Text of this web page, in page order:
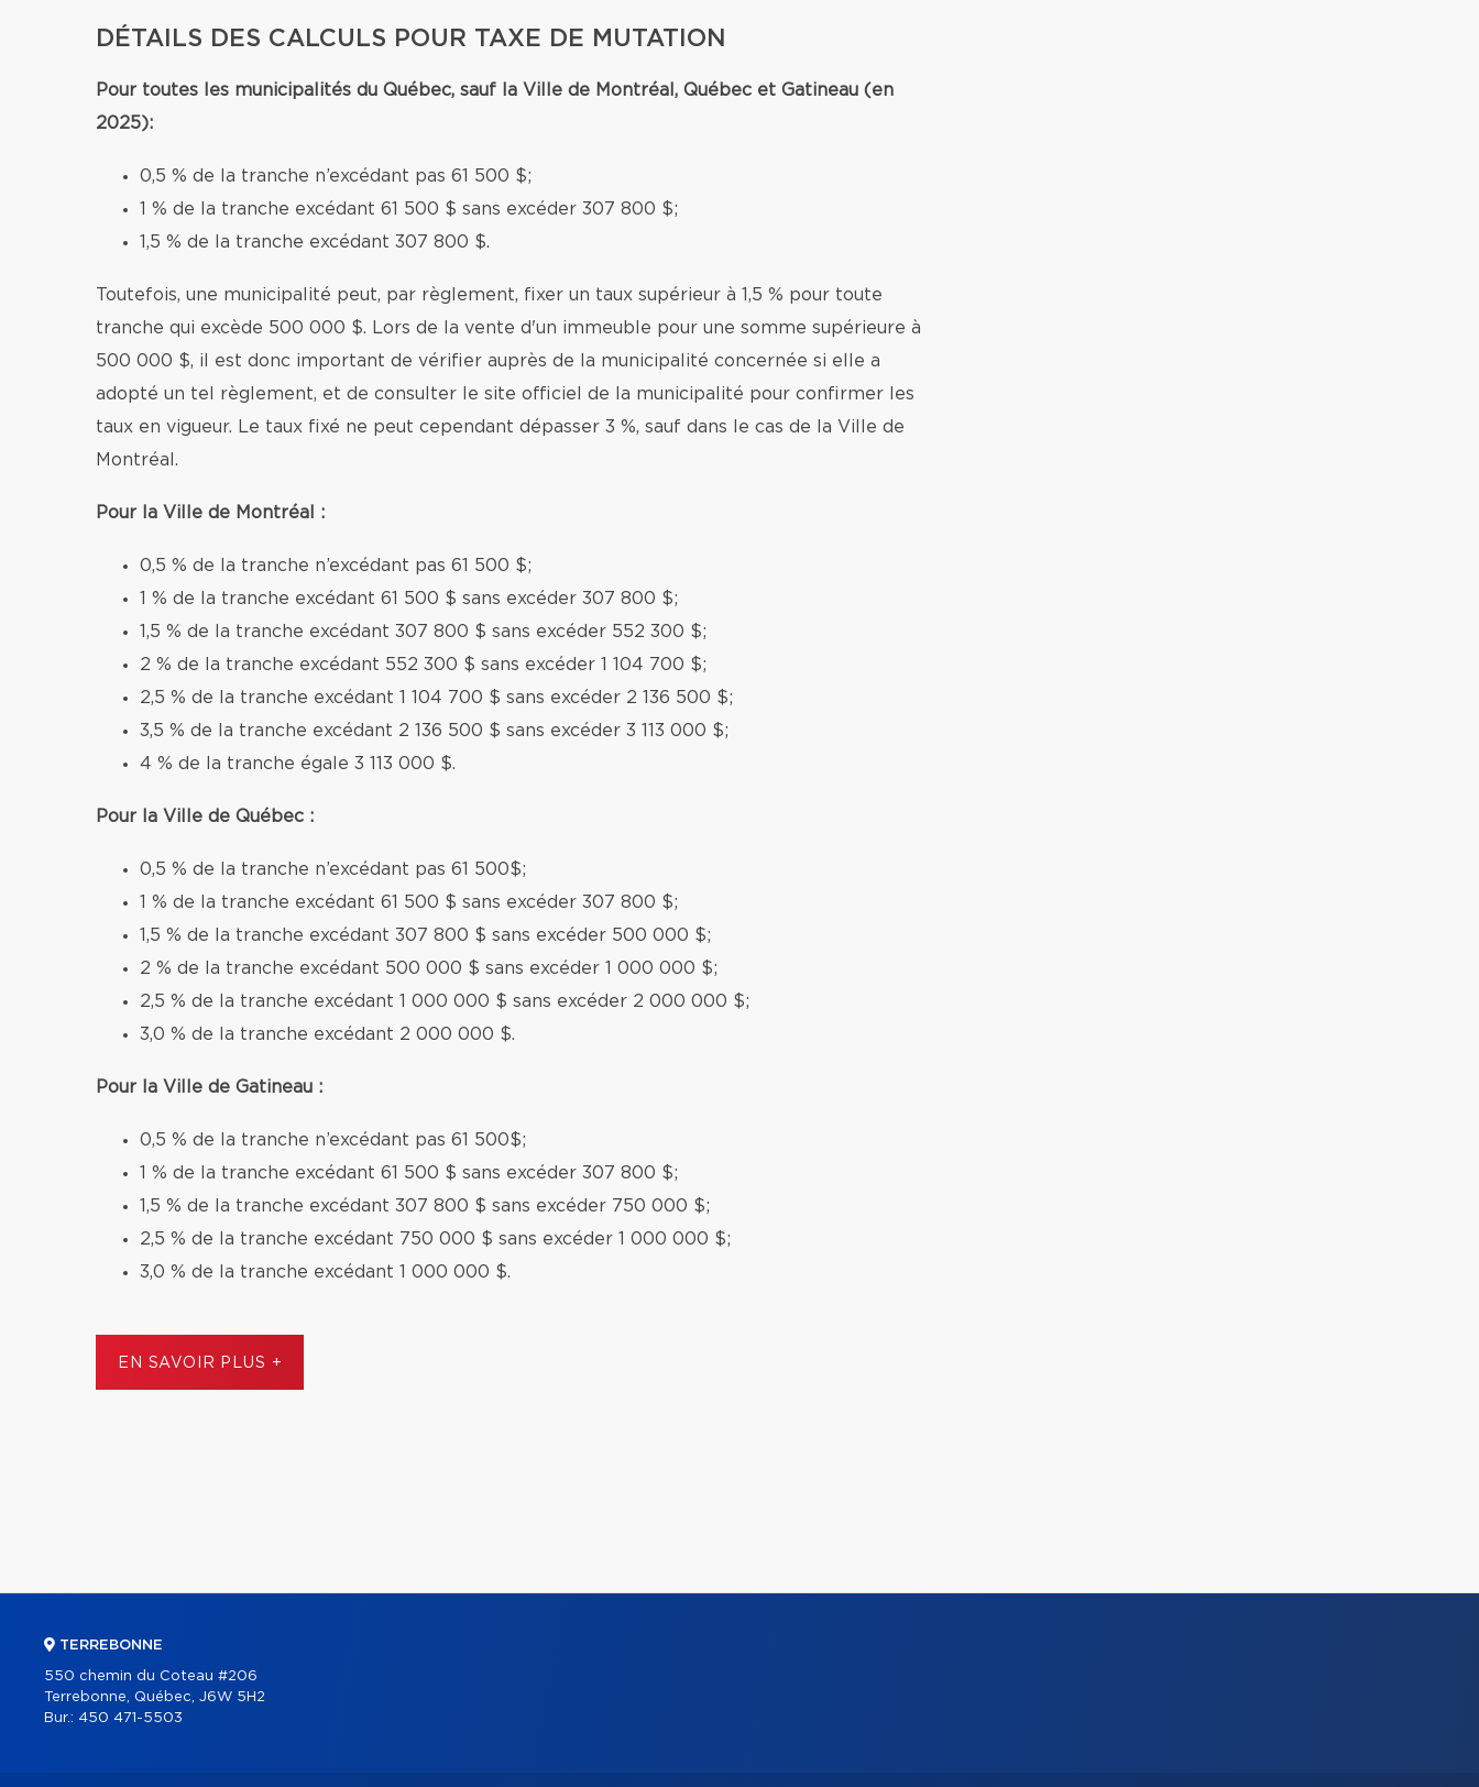
DÉTAILS DES CALCULS POUR TAXE DE MUTATION
Pour toutes les municipalités du Québec, sauf la Ville de Montréal, Québec et Gatineau (en
2025):
0,5 % de la tranche n’excédant pas 61 500 $;
1 % de la tranche excédant 61 500 $ sans excéder 307 800 $;
1,5 % de la tranche excédant 307 800 $.
Toutefois, une municipalité peut, par règlement, fixer un taux supérieur à 1,5 % pour toute
tranche qui excède 500 000 $. Lors de la vente d'un immeuble pour une somme supérieure à
500 000 $, il est donc important de vérifier auprès de la municipalité concernée si elle a
adopté un tel règlement, et de consulter le site officiel de la municipalité pour confirmer les
taux en vigueur. Le taux fixé ne peut cependant dépasser 3 %, sauf dans le cas de la Ville de
Montréal.
Pour la Ville de Montréal :
0,5 % de la tranche n’excédant pas 61 500 $;
1 % de la tranche excédant 61 500 $ sans excéder 307 800 $;
1,5 % de la tranche excédant 307 800 $ sans excéder 552 300 $;
2 % de la tranche excédant 552 300 $ sans excéder 1 104 700 $;
2,5 % de la tranche excédant 1 104 700 $ sans excéder 2 136 500 $;
3,5 % de la tranche excédant 2 136 500 $ sans excéder 3 113 000 $;
4 % de la tranche égale 3 113 000 $.
Pour la Ville de Québec :
0,5 % de la tranche n’excédant pas 61 500$;
1 % de la tranche excédant 61 500 $ sans excéder 307 800 $;
1,5 % de la tranche excédant 307 800 $ sans excéder 500 000 $;
2 % de la tranche excédant 500 000 $ sans excéder 1 000 000 $;
2,5 % de la tranche excédant 1 000 000 $ sans excéder 2 000 000 $;
3,0 % de la tranche excédant 2 000 000 $.
Pour la Ville de Gatineau :
0,5 % de la tranche n’excédant pas 61 500$;
1 % de la tranche excédant 61 500 $ sans excéder 307 800 $;
1,5 % de la tranche excédant 307 800 $ sans excéder 750 000 $;
2,5 % de la tranche excédant 750 000 $ sans excéder 1 000 000 $;
3,0 % de la tranche excédant 1 000 000 $.
EN SAVOIR PLUS +
TERREBONNE
550 chemin du Coteau #206
Terrebonne, Québec, J6W 5H2
Bur.: 450 471-5503